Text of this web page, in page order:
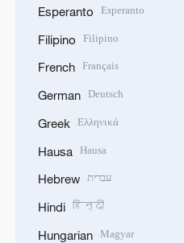
Esperanto Esperanto
Filipino Filipino
French Français
German Deutsch
Greek Ελληνικά
Hausa Hausa
Hebrew עברית
Hindi हिन्दी
Hungarian Magyar